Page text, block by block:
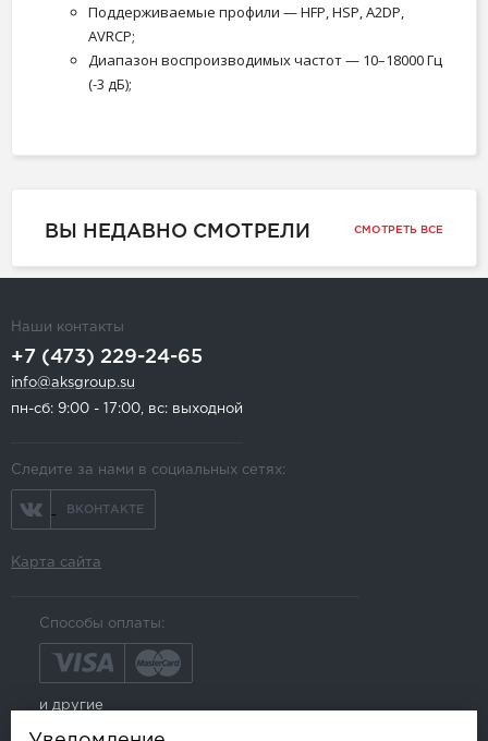
Поддерживаемые профили — HFP, HSP, A2DP,
AVRCP;
Диапазон воспроизводимых частот — 10–18000 Гц
(-3 дБ);
ВЫ НЕДАВНО СМОТРЕЛИ СМОТРЕТЬ ВСЕ
Наши контакты
+7 (473) 229-24-65
info@aksgroup.su
пн-сб: 9:00 - 17:00, вс: выходной
Следите за нами в социальных сетях:
ВКОНТАКТЕ
Карта сайта
Способы оплаты:
и другие